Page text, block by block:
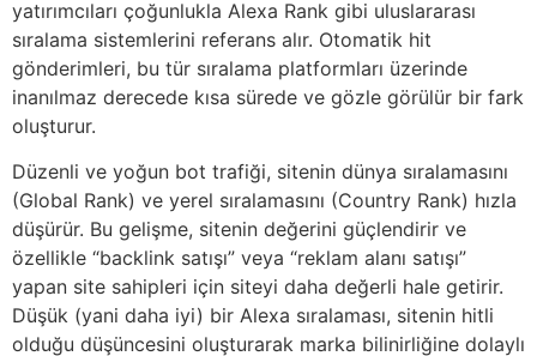
yatırımcıları çoğunlukla Alexa Rank gibi uluslararası
sıralama sistemlerini referans alır. Otomatik hit
gönderimleri, bu tür sıralama platformları üzerinde
inanılmaz derecede kısa sürede ve gözle görülür bir fark
oluşturur.
Düzenli ve yoğun bot trafiği, sitenin dünya sıralamasını
(Global Rank) ve yerel sıralamasını (Country Rank) hızla
düşürür. Bu gelişme, sitenin değerini güçlendirir ve
özellikle “backlink satışı” veya “reklam alanı satışı”
yapan site sahipleri için siteyi daha değerli hale getirir.
Düşük (yani daha iyi) bir Alexa sıralaması, sitenin hitli
olduğu düşüncesini oluşturarak marka bilinirliğine dolaylı